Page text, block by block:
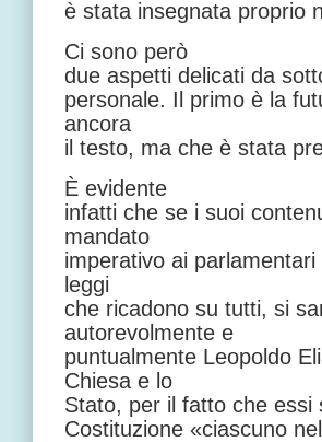
è stata insegnata proprio
Ci sono però
due aspetti delicati da
personale. Il primo è la
ancora
il testo, ma che è stata
È evidente
infatti che se i suoi
mandato
imperativo ai
leggi
che ricadono su tutti, si
autorevolmente e
puntualmente Leopoldo
Chiesa e lo
Stato, per il fatto che essi
Costituzione «ciascuno